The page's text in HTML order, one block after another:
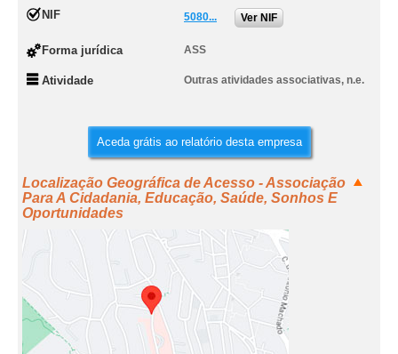
NIF 5080... Ver NIF
Forma jurídica ASS
Atividade Outras atividades associativas, n.e.
Aceda grátis ao relatório desta empresa
Localização Geográfica de Acesso - Associação
Para A Cidadania, Educação, Saúde, Sonhos E
Oportunidades